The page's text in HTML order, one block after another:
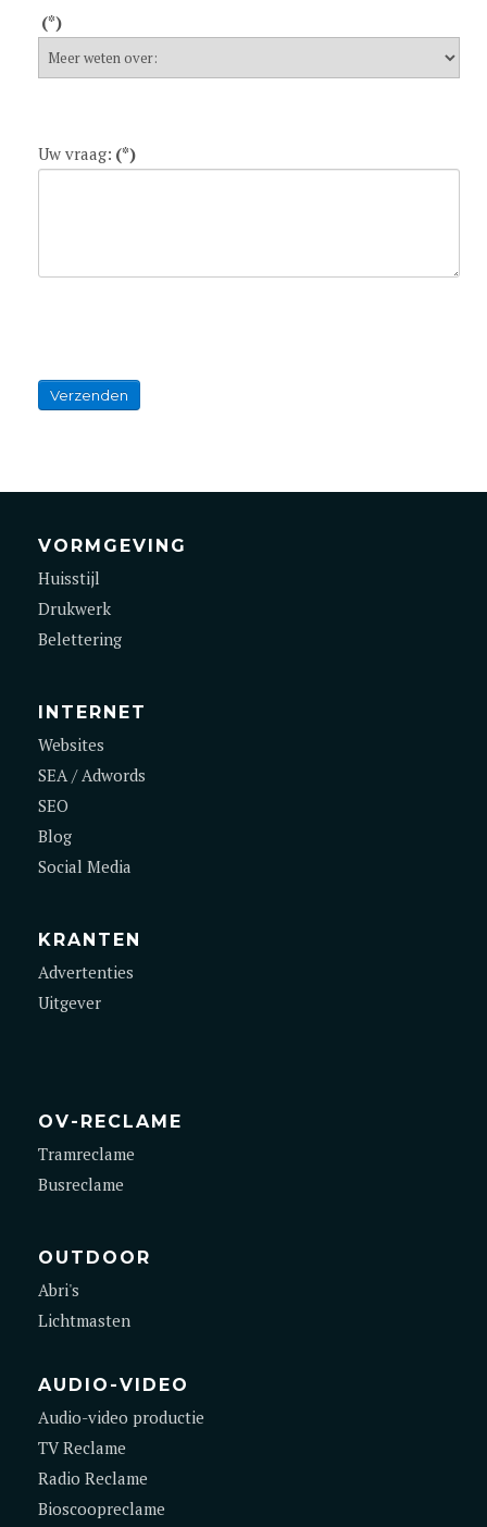
(*)
Uw vraag: (*)
Verzenden
VORMGEVING
Huisstijl
Drukwerk
Belettering
INTERNET
Websites
SEA / Adwords
SEO
Blog
Social Media
KRANTEN
Advertenties
Uitgever
OV-RECLAME
Tramreclame
Busreclame
OUTDOOR
Abri's
Lichtmasten
AUDIO-VIDEO
Audio-video productie
TV Reclame
Radio Reclame
Bioscoopreclame